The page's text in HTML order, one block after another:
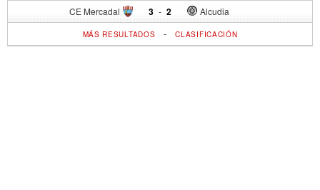
CE Mercadal 3 - Alcudia
2
MÁS RESULTADOS -CLASIFICACIÓN